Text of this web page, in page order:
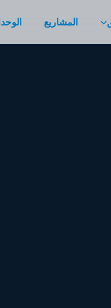
المشاريع